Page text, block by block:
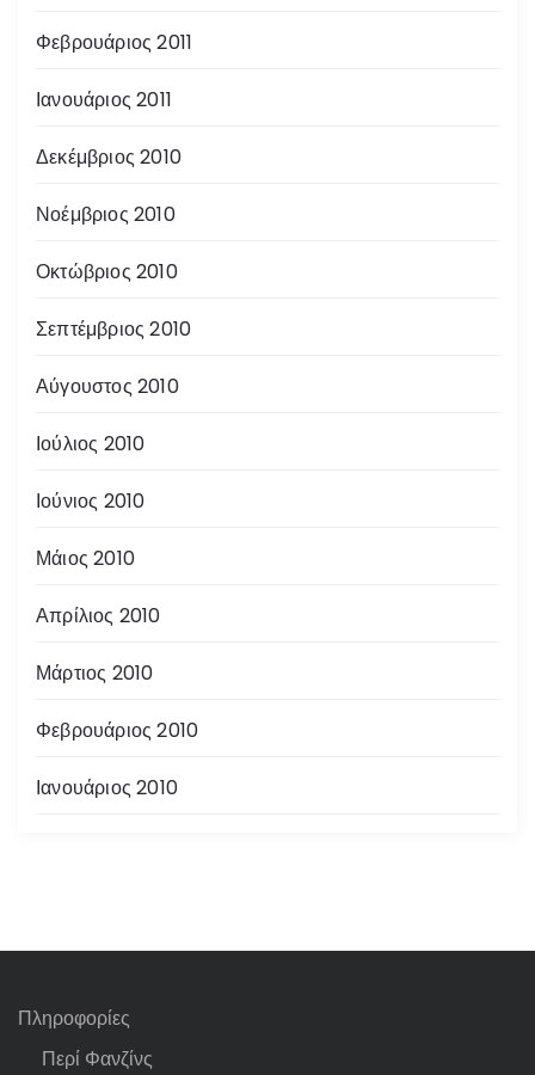
Φεβρουάριος 2011
Ιανουάριος 2011
Δεκέμβριος 2010
Νοέμβριος 2010
Οκτώβριος 2010
Σεπτέμβριος 2010
Αύγουστος 2010
Ιούλιος 2010
Ιούνιος 2010
Μάιος 2010
Απρίλιος 2010
Μάρτιος 2010
Φεβρουάριος 2010
Ιανουάριος 2010
Πληροφορίες
Περί Φανζίνς